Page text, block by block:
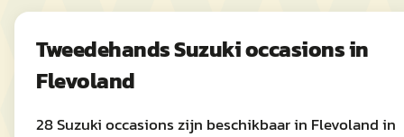
TweedehandsSuzukioccasions in
Flevoland
28 Suzuki occasions zijn beschikbaar in Flevoland in